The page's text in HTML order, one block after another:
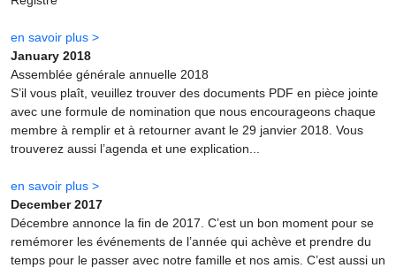
en savoir plus >
January 2018
Assemblée générale annuelle 2018
S’il vous plaît, veuillez trouver des documents PDF en pièce jointe
avec une formule de nomination que nous encourageons chaque
membre à remplir et à retourner avant le 29 janvier 2018. Vous
trouverez aussi l’agenda et une explication...
en savoir plus >
December 2017
Décembre annonce la fin de 2017. C’est un bon moment pour se
remémorer les événements de l’année qui achève et prendre du
temps pour le passer avec notre famille et nos amis. C’est aussi un